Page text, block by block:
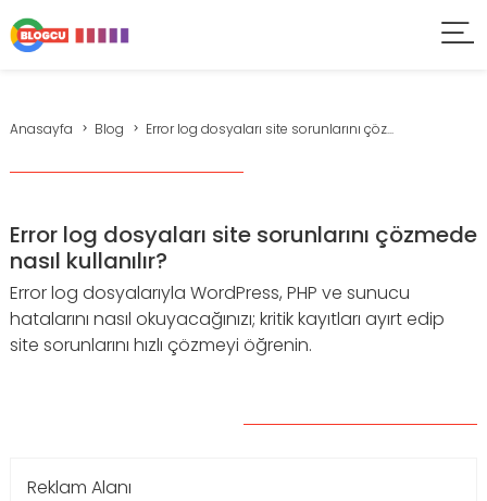
Anasayfa Blog Error log dosyaları site sorunlarını çöz...
Error log dosyaları site sorunlarını çözmede
nasıl kullanılır?
Error log dosyalarıyla WordPress, PHP ve sunucu
hatalarını nasıl okuyacağınızı; kritik kayıtları ayırt edip
site sorunlarını hızlı çözmeyi öğrenin.
Reklam Alanı